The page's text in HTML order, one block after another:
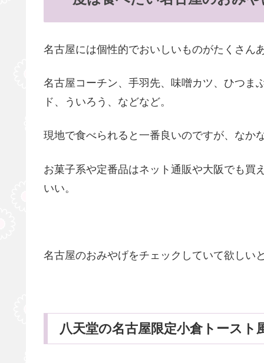
名古屋には個性的でおいしいものがたくさん
名古屋コーチン、手羽先、味噌カツ、ひつま
ド、ういろう、などなど。
現地で食べられると一番良いのですが、なか
お菓子系や定番品はネット通販や大阪でも買
いい。
名古屋のおみやげをチェックしていて欲しい
八天堂の名古屋限定小倉トースト